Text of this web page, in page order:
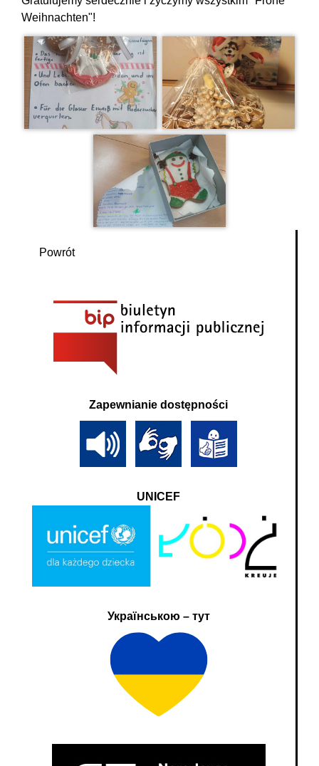
Weihnachten"!
Powrót
Zapewnianie dostępności
UNICEF
Українською – тут